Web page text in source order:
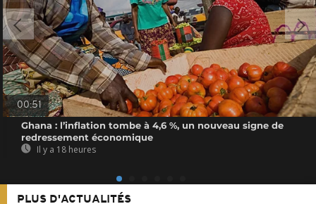
00:51
Ghana : l’inflation tombe à 4,6 %, un nouveau signe de
redressement économique
Il y a 18 heures
PLUS D'ACTUALITÉS